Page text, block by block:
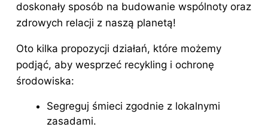
doskonały sposób na budowanie wspólnoty oraz
zdrowych relacji z naszą planetą!
Oto kilka propozycji działań, które możemy
podjąć, aby wesprzeć recykling i ochronę
środowiska:
Segreguj śmieci zgodnie z lokalnymi
zasadami.